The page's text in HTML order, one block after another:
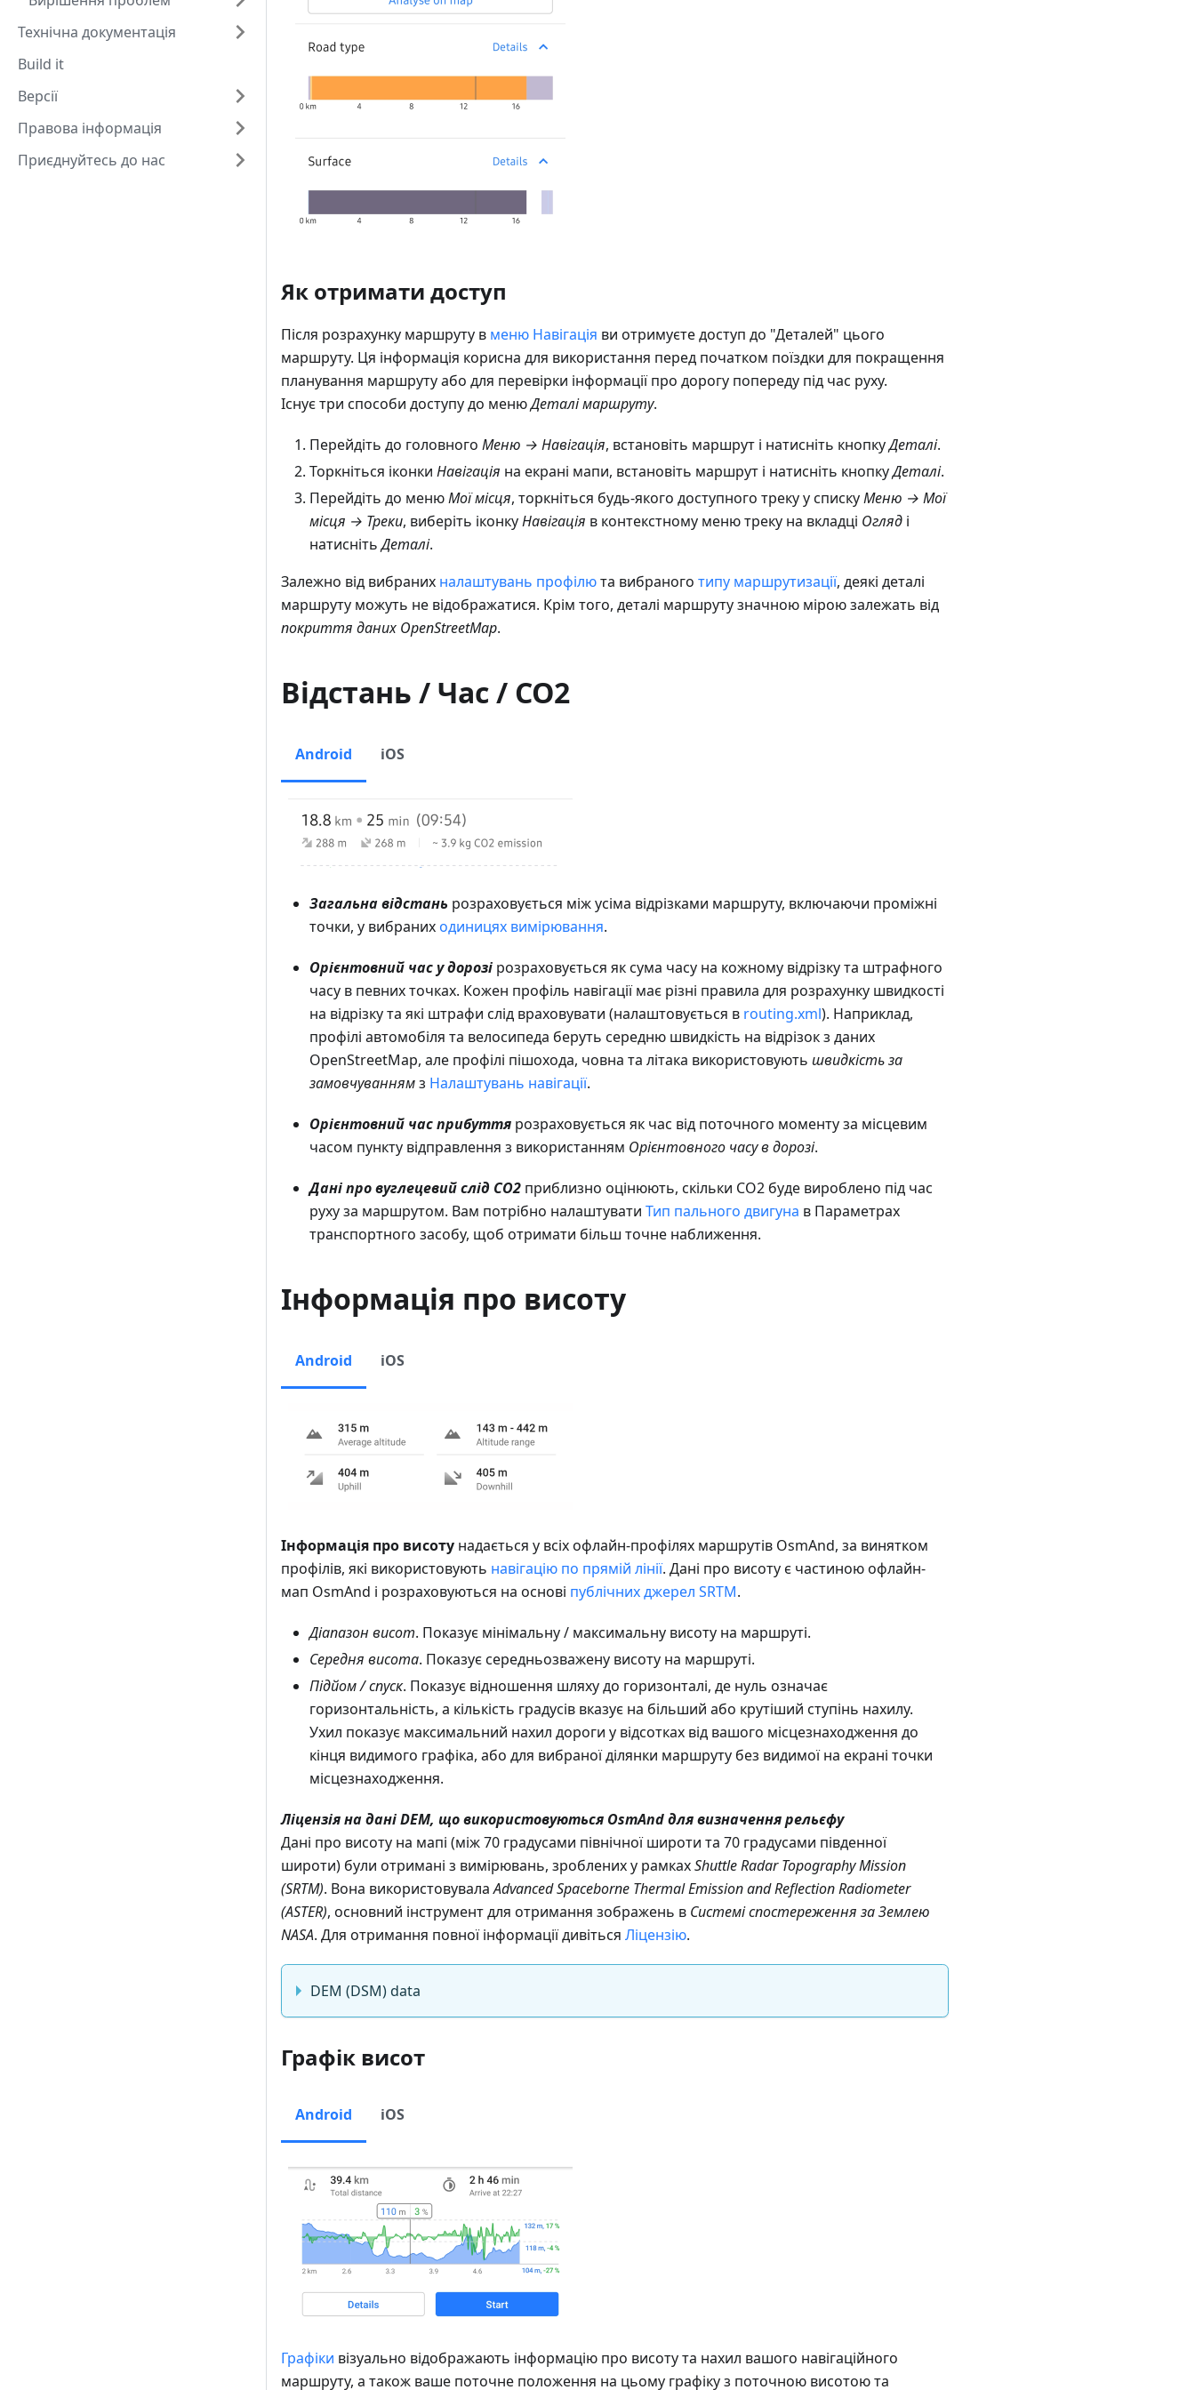
Технічна документація
Build it
Версії
Правова інформація
Приєднуйтесь до нас
Як отримати доступ
Після розрахунку маршруту в меню Навігація ви отримуєте доступ до "Деталей" цього
маршруту. Ця інформація корисна для використання перед початком поїздки для покращення
планування маршруту або для перевірки інформації про дорогу попереду під час руху.
Існує три способи доступу до менюДеталі маршруту.
Перейдіть до головного Меню → Навігація, встановіть маршрут і натисніть кнопкуДеталі.
Торкніться іконки Навігація на екрані мапи, встановіть маршрут і натисніть кнопкуДеталі.
Перейдіть до менюМої місця, торкніться будь-якого доступного треку у спискуМеню → Мої
місця → Треки, виберіть іконкуНавігація в контекстному меню треку на вкладці Огляд і
натиснітьДеталі.
Залежно від вибраних налаштувань профілюта вибраного типу маршрутизації, деякі деталі
маршруту можуть не відображатися. Крім того, деталі маршруту значною мірою залежать від
покриття даних OpenStreetMap.
Відстань / Час / CO2
Android iOS
Загальна відстань розраховується між усіма відрізками маршруту, включаючи проміжні
точки, у вибраних одиницях вимірювання.
Орієнтовний час у дорозі розраховується як сума часу на кожному відрізку та штрафного
часу в певних точках. Кожен профіль навігації має різні правила для розрахунку швидкості
на відрізку та які штрафи слід враховувати (налаштовується в routing.xml). Наприклад,
профілі автомобіля та велосипеда беруть середню швидкість на відрізок з даних
OpenStreetMap, але профілі пішохода, човна та літака використовують швидкість за
замовчуваннямз Налаштувань навігації.
Орієнтовний час прибуття розраховується як час від поточного моменту за місцевим
часом пункту відправлення з використанням Орієнтовного часу в дорозі.
Дані про вуглецевий слід CO2 приблизно оцінюють, скільки CO2 буде вироблено під час
руху за маршрутом. Вам потрібно налаштувати Тип пального двигуна в Параметрах
транспортного засобу, щоб отримати більш точне наближення.
Інформація про висоту
Android iOS
Інформація про висоту надається у всіх офлайн-профілях маршрутів OsmAnd, за винятком
профілів, які використовують навігацію по прямій лінії. Дані про висоту є частиною офлайн-
мап OsmAnd і розраховуються на основі публічних джерел SRTM.
Діапазон висот. Показує мінімальну / максимальну висоту на маршруті.
Середня висота. Показує середньозважену висоту на маршруті.
Підйом / спуск. Показує відношення шляху до горизонталі, де нуль означає
горизонтальність, а кількість градусів вказує на більший або крутіший ступінь нахилу.
Ухил показує максимальний нахил дороги у відсотках від вашого місцезнаходження до
кінця видимого графіка, або для вибраної ділянки маршруту без видимої на екрані точки
місцезнаходження.
Ліцензія на дані DEM, що використовуються OsmAnd для визначення рельєфу
Дані про висоту на мапі (між 70 градусами північної широти та 70 градусами південної
широти) були отримані з вимірювань, зроблених у рамкахShuttle Radar Topography Mission
(SRTM). Вона використовувалаAdvanced Spaceborne Thermal Emission and Reflection Radiometer
(ASTER), основний інструмент для отримання зображень в Системі спостереження за Землею
NASA. Для отримання повної інформації дивіться Ліцензію.
DEM (DSM) data
Графік висот
Android iOS
Графіки візуально відображають інформацію про висоту та нахил вашого навігаційного
маршруту, а також ваше поточне положення на цьому графіку з поточною висотою та